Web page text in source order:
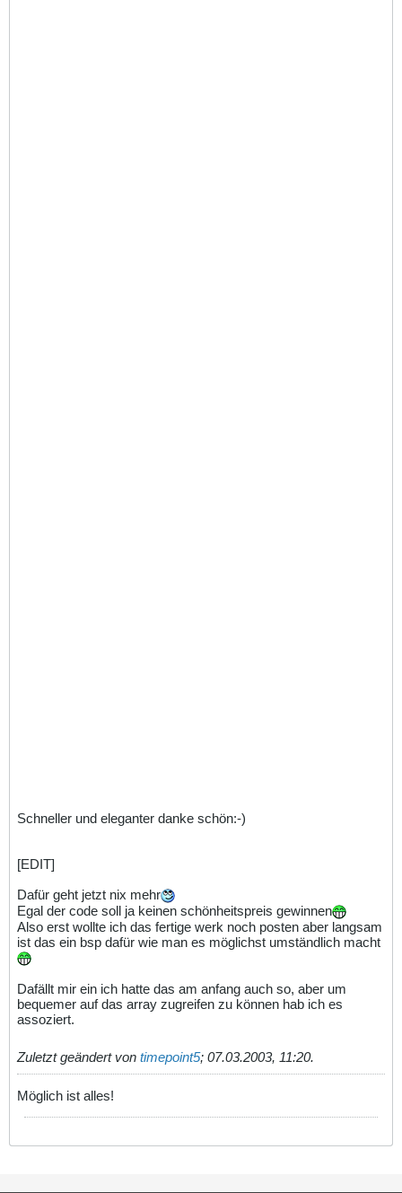
Schneller und eleganter danke schön:-)
[EDIT]
Dafür geht jetzt nix mehr
Egal der code soll ja keinen schönheitspreis gewinnen
Also erst wollte ich das fertige werk noch posten aber langsam
ist das ein bsp dafür wie man es möglichst umständlich macht
Dafällt mir ein ich hatte das am anfang auch so, aber um
bequemer auf das array zugreifen zu können hab ich es
assoziert.
Zuletzt geändert von timepoint5; 07.03.2003, 11:20.
Möglich ist alles!